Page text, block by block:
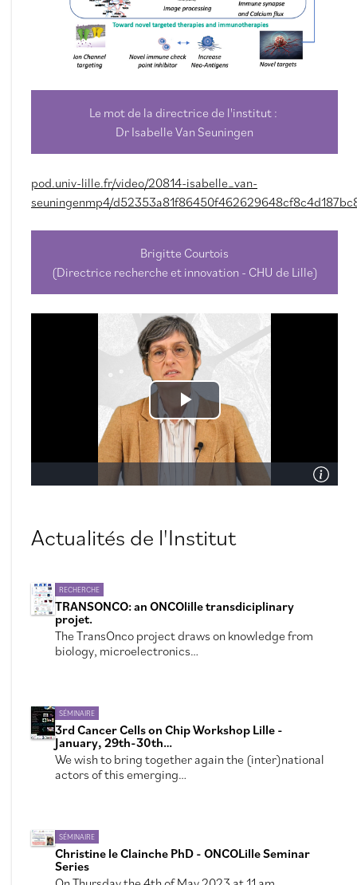
Le mot de la directrice de l'institut :
Dr Isabelle Van Seuningen
pod.univ-lille.fr/video/20814-isabelle_van-
seuningenmp4/
Brigitte Courtois
(Directrice recherche et innovation - CHU de Lille)
Actualités de l'Institut
RECHERCHE
TRANSONCO: an ONCOlille transdiciplinary
projet.
The TransOnco project draws on knowledge from
biology, microelectronics…
SÉMINAIRE
3rd Cancer Cells on Chip Workshop Lille -
January, 29th-30th…
We wish to bring together again the (inter)national
actors of this emerging…
SÉMINAIRE
Christine le Clainche PhD - ONCOLille Seminar
Series